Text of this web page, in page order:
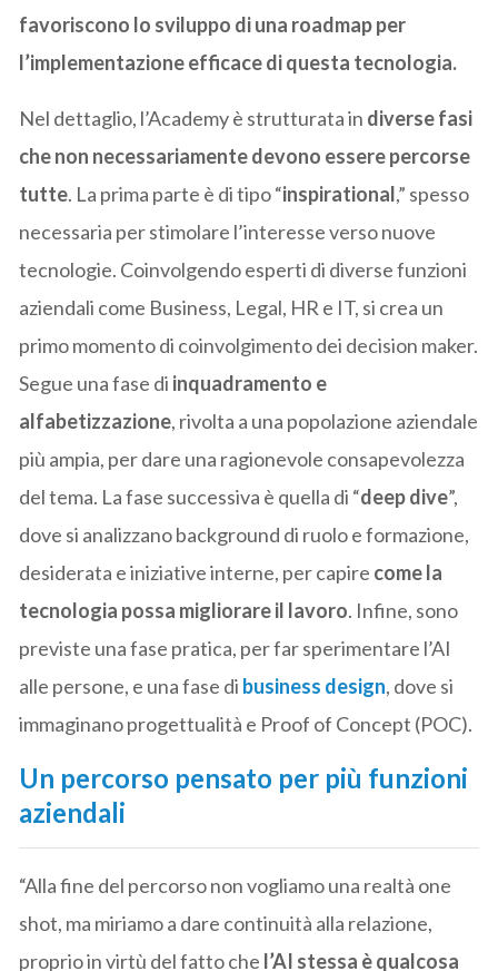
favoriscono lo sviluppo di una roadmap per
l’implementazione efficace di questa tecnologia.
Nel dettaglio, l’Academy è strutturata in diverse fasi
che non necessariamente devono essere percorse
tutte. La prima parte è di tipo “inspirational,” spesso
necessaria per stimolare l’interesse verso nuove
tecnologie. Coinvolgendo esperti di diverse funzioni
aziendali come Business, Legal, HR e IT, si crea un
primo momento di coinvolgimento dei decision maker.
Segue una fase di inquadramento e
alfabetizzazione, rivolta a una popolazione aziendale
più ampia, per dare una ragionevole consapevolezza
del tema. La fase successiva è quella di “deep dive”,
dove si analizzano background di ruolo e formazione,
desiderata e iniziative interne, per capire come la
tecnologia possa migliorare il lavoro. Infine, sono
previste una fase pratica, per far sperimentare l’AI
alle persone, e una fase di business design, dove si
immaginano progettualità e Proof of Concept (POC).
Un percorso pensato per più funzioni
aziendali
“Alla fine del percorso non vogliamo una realtà one
shot, ma miriamo a dare continuità alla relazione,
proprio in virtù del fatto che l’AI stessa è qualcosa